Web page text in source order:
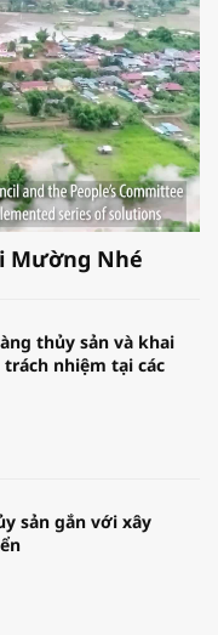
Mường Nhé
thủy sản và khai
trách nhiệm tại các
sản gắn với xây